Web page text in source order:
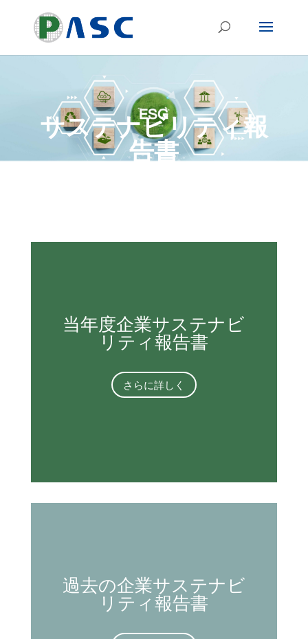
サステナビリティ報
告書
当年度企業サステナビ
リティ報告書
さらに詳しく
過去の企業サステナビ
リティ報告書